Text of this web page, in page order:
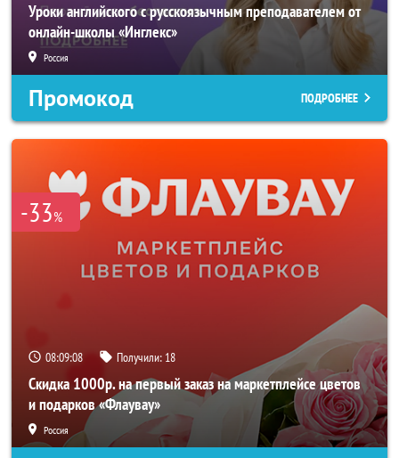
Уроки английского с русскоязычным преподавателем от
онлайн-школы «Инглекс»
Россия
Промокод ПОДРОБНЕЕ
-33%
08:09:06 Получили: 18
Скидка 1000р. на первый заказ на маркетплейсе цветов
и подарков «Флаувау»
Россия